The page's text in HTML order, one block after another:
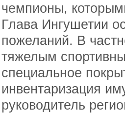
чемпионы,
Глава Ингушетии
пожеланий. В
тяжелым
специальное
инвентаризация
руководитель